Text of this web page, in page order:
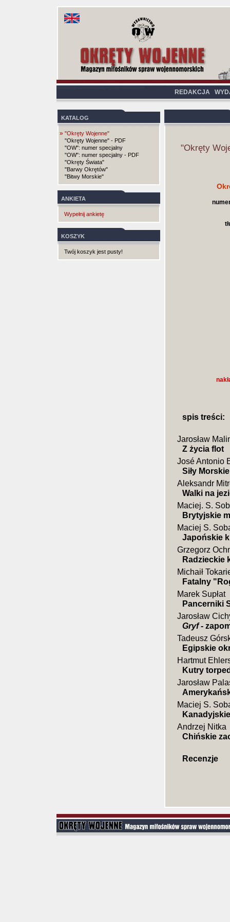
REDAKCJA
KATALOG
» "Okręty Wojenne"
"Okręty Wojenne" - PDF
"OW": numer specjalny
"OW": numer specjalny - PDF
"Okręty Świata"
"Barwy Okrętów"
"Bitwy Morskie"
ANKIETA
Wypełnij ankietę
KOSZYK
Twój koszyk jest pusty!
"Okręty
spis treści:
Jarosław
Z życia flot
José Antonio
Siły
Aleksandr
Walki na
Maciej. S.
Brytyjskie
Maciej S.
Japońskie
Grzegorz
Radzieckie
Michaił
Fatalny
Marek Supłat
Pancerniki
Jarosław
Gryf-
Tadeusz
Egipskie
Hartmut
Kutry
Jarosław
Maciej S.
Andrzej Nitka
Chińskie
Recenzje